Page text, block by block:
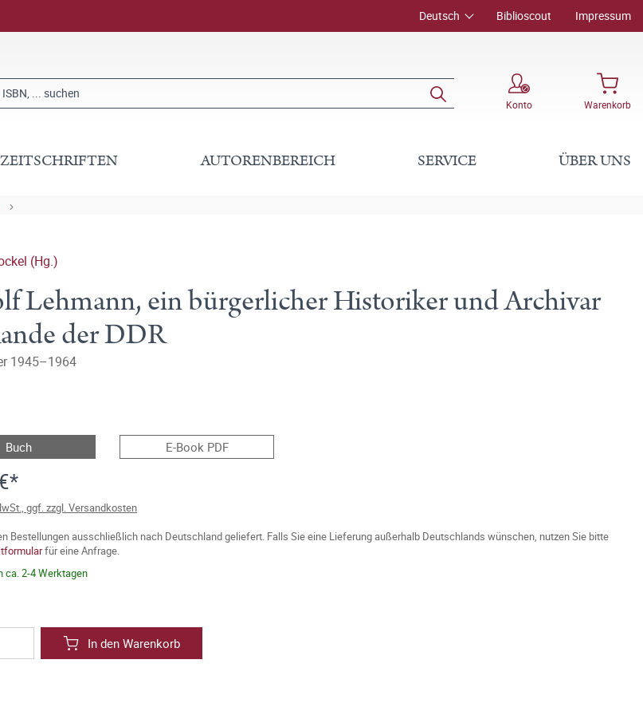
Deutsch Biblioscout Impressum
Konto Warenkorb
ZEITSCHRIFTEN AUTORENBEREICH SERVICE ÜBER UNS
(Hg.)
Lehmann, ein bürgerlicher Historiker und Archivar
der DDR
1945–1964
Buch E-Book PDF
ggf. zzgl. Versandkosten
Bestellungen ausschließlich nach Deutschland geliefert. Falls Sie eine Lieferung außerhalb Deutschlands wünschen, nutzen Sie bitte
für eine Anfrage.
ca. 2-4 Werktagen
In den Warenkorb